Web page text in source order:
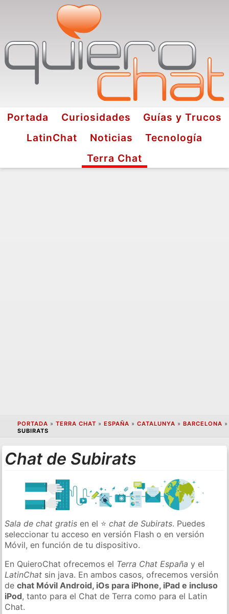
Portada Curiosidades
Guías y Trucos
LatinChat
Noticias
Tecnología
Terra Chat
PORTADA » TERRA CHAT » ESPAÑA » CATALUNYA » BARCELONA »
SUBIRATS
Chat de Subirats
Sala de chat gratis en el ⭐chat de Subirats. Puedes
seleccionar tu acceso en versión Flash o en versión
Móvil, en función de tu dispositivo.
En QuieroChat ofrecemos el Terra Chat España y el
LatinChat sin java. En ambos casos, ofrecemos versión
dechat Móvil Android, iOs para iPhone, iPad e incluso
iPod, tanto para el Chat de Terra como para el Latin
Chat.